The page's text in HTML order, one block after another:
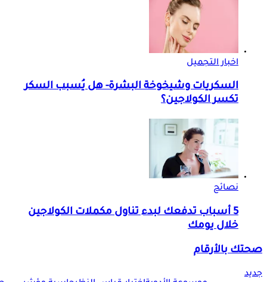
اخبار التجميل
السكريات وشيخوخة البشرة- هل يُسبب السكر
تكسر الكولاجين؟
نصائح
5 أسباب تدفعك لبدء تناول مكملات الكولاجين
خلال يومك
صحتك بالأرقام
جديد